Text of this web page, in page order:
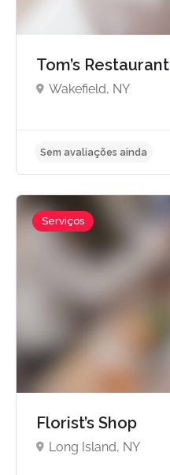
Tom’s Restaurant
Wakefield, NY
Sem avaliações ainda
Serviços
Florist’s Shop
Long Island, NY